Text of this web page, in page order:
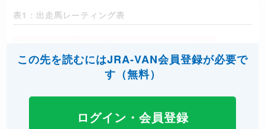
表1：出走馬レーティング表
ジアヴェロット
118
この先を読むにはJRA-VAN会員登録が必要で
す（無料）
ログイン・会員登録